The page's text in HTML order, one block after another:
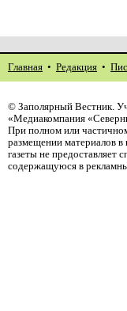
Главная • Редакция •
© Заполярный Вестник.
«Медиакомпания
При полном или
размещении материалов в
газеты не предоставляет
содержащуюся в